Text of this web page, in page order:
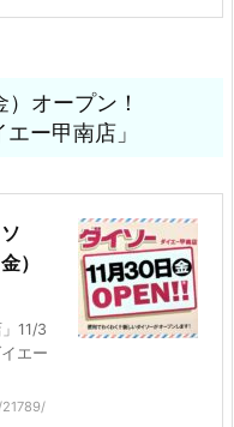
オープン！
ー甲南店」
）
11/3
エー